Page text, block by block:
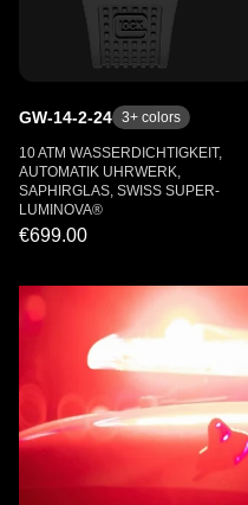
GW-14-2-24 3+ colors
10 ATM WASSERDICHTIGKEIT,
AUTOMATIK UHRWERK,
SAPHIRGLAS, SWISS SUPER-
LUMINOVA®
€699.00